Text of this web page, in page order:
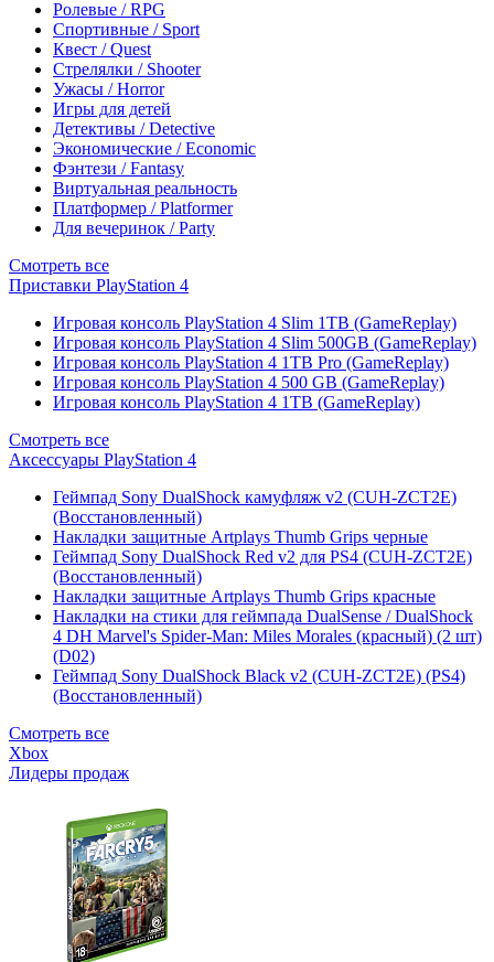
Ролевые / RPG
Спортивные / Sport
Квест / Quest
Стрелялки / Shooter
Ужасы / Horror
Игры для детей
Детективы / Detective
Экономические / Economic
Фэнтези / Fantasy
Виртуальная реальность
Платформер / Platformer
Для вечеринок / Party
Смотреть все
Приставки PlayStation 4
Игровая консоль PlayStation 4 Slim 1TB (GameReplay)
Игровая консоль PlayStation 4 Slim 500GB (GameReplay)
Игровая консоль PlayStation 4 1TB Pro (GameReplay)
Игровая консоль PlayStation 4 500 GB (GameReplay)
Игровая консоль PlayStation 4 1TB (GameReplay)
Смотреть все
Аксессуары PlayStation 4
Геймпад Sony DualShock камуфляж v2 (CUH-ZCT2E)
(Восстановленный)
Накладки защитные Artplays Thumb Grips черные
Геймпад Sony DualShock Red v2 для PS4 (CUH-ZCT2E)
(Восстановленный)
Накладки защитные Artplays Thumb Grips красные
Накладки на стики для геймпада DualSense / DualShock
4 DH Marvel's Spider-Man: Miles Morales (красный) (2 шт)
(D02)
Геймпад Sony DualShock Black v2 (CUH-ZCT2E) (PS4)
(Восстановленный)
Смотреть все
Xbox
Лидеры продаж